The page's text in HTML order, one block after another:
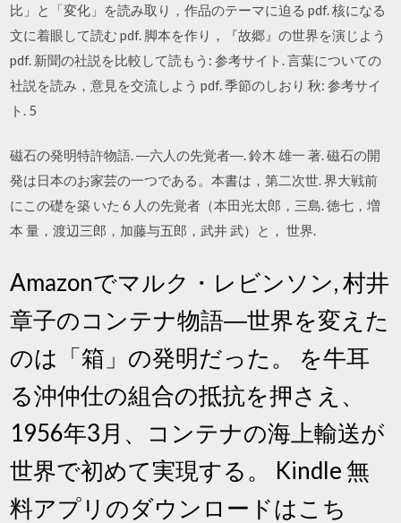
比」と「変化」を読み取り，作品のテーマに迫る pdf. 核になる
文に着眼して読む pdf. 脚本を作り，『故郷』の世界を演じよう
pdf. 新聞の社説を比較して読もう: 参考サイト. 言葉についての
社説を読み，意見を交流しよう pdf. 季節のしおり 秋: 参考サイ
ト. 5
磁石の発明特許物語. ―六人の先覚者―. 鈴木 雄一 著. 磁石の開
発は日本のお家芸の一つである。本書は，第二次世. 界大戦前
にこの礎を築 いた 6 人の先覚者（本田光太郎，三島. 徳七，増
本 量，渡辺三郎，加藤与五郎，武井 武）と， 世界.
Amazonでマルク・レビンソン, 村井
章子のコンテナ物語―世界を変えた
のは「箱」の発明だった。 を牛耳
る沖仲仕の組合の抵抗を押さえ、
1956年3月、コンテナの海上輸送が
世界で初めて実現する。 Kindle 無
料アプリのダウンロードはこち